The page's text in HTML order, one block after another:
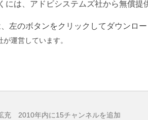
には、アドビシステムズ社から無償提
左のボタンをクリックしてダウンロー
運営しています。
充 2010年内に15チャンネルを追加